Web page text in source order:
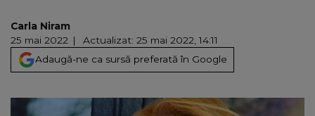
Carla Niram
25 mai 2022
Actualizat: 25 mai 2022, 14:11
Adaugă-ne ca sursă preferată în Google